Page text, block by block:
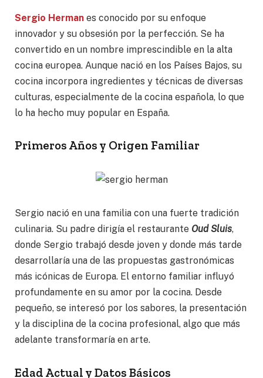
Sergio Herman es conocido por su enfoque
innovador y su obsesión por la perfección. Se ha
convertido en un nombre imprescindible en la alta
cocina europea. Aunque nació en los Países Bajos, su
cocina incorpora ingredientes y técnicas de diversas
culturas, especialmente de la cocina española, lo que
lo ha hecho muy popular en España.
Primeros Años y Origen Familiar
Sergio nació en una familia con una fuerte tradición
culinaria. Su padre dirigía el restaurante Oud Sluis,
donde Sergio trabajó desde joven y donde más tarde
desarrollaría una de las propuestas gastronómicas
más icónicas de Europa. El entorno familiar influyó
profundamente en su amor por la cocina. Desde
pequeño, se interesó por los sabores, la presentación
y la disciplina de la cocina profesional, algo que más
adelante transformaría en arte.
Edad Actual y Datos Básicos